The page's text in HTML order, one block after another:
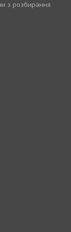
з розбирання